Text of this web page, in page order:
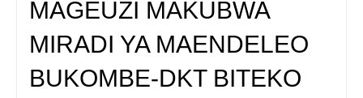
MAGEUZI MAKUBWA
MIRADI YA MAENDELEO
BUKOMBE-DKT BITEKO